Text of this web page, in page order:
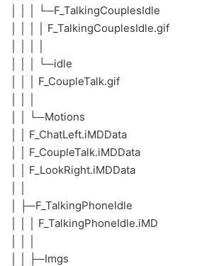
│ │ │ └─F_TalkingCouplesIdle
│ │ │ │ F_TalkingCouplesIdle.gif
│ │ │ └─idle
│ │ │ F_CoupleTalk.gif
│ │ └─Motions
│ │ F_ChatLeft.iMDData
│ │ F_CoupleTalk.iMDData
│ │ F_LookRight.iMDData
│ ├─F_TalkingPhoneIdle
│ │ │ F_TalkingPhoneIdle.iMD
│ │ ├─Imgs